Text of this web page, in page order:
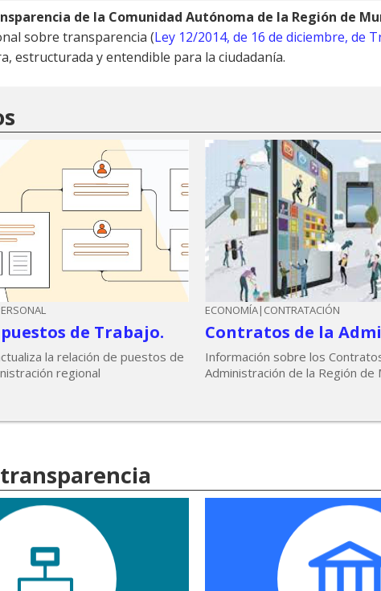
de la Comunidad Autónoma de la Región de
sobre transparencia (Ley 12/2014, de 16 de diciembre, de
estructurada y entendible para la ciudadanía.
de Trabajo.
la relación de puestos de
regional
ECONOMÍA|CONTRATACIÓN
Contratos de la
Información sobre los
Administración de la Región de